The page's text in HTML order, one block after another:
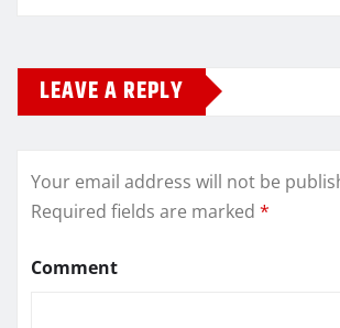
LEAVE A REPLY
Your email address will not be
Required fields are marked *
Comment